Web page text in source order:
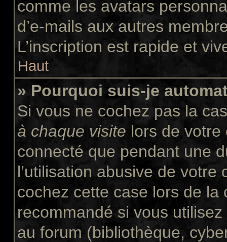
comme les avatars
d’e-mails aux autres
L’inscription est rapide et
Haut
» Pourquoi suis-je
Si vous ne cochez pas la
à chaque visite lors de votre
connecté que pendant une
l’utilisation abusive de
cochez cette case lors de la
recommandé si vous
au forum (bibliothèque,